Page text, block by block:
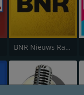
BNR Nieuws Radio